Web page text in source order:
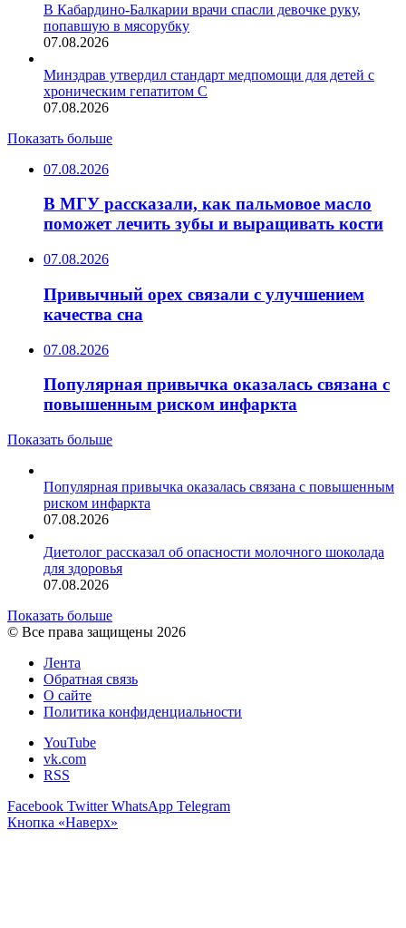
В Кабардино-Балкарии врачи спасли девочке руку,
попавшую в мясорубку
07.08.2026
Минздрав утвердил стандарт медпомощи для детей с
хроническим гепатитом С
07.08.2026
Показать больше
07.08.2026
В МГУ рассказали, как пальмовое масло
поможет лечить зубы и выращивать кости
07.08.2026
Привычный орех связали с улучшением
качества сна
07.08.2026
Популярная привычка оказалась связана с
повышенным риском инфаркта
Показать больше
Популярная привычка оказалась связана с повышенным
риском инфаркта
07.08.2026
Диетолог рассказал об опасности молочного шоколада
для здоровья
07.08.2026
Показать больше
© Все права защищены 2026
Лента
Обратная связь
О сайте
Политика конфиденциальности
YouTube
vk.com
RSS
Facebook Twitter WhatsApp Telegram
Кнопка «Наверх»